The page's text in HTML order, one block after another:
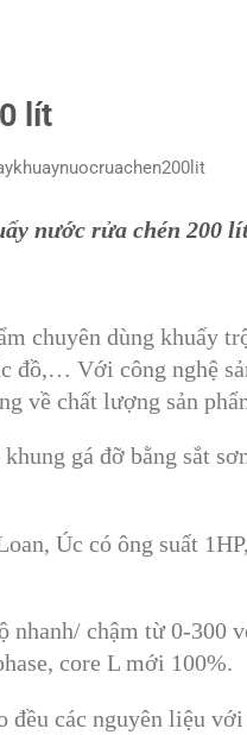
lít
nước rửa chén 200
chuyên dùng khuấy
đồ,… Với công nghệ
về chất lượng sản
gá đỡ bằng sắt
Úc có ông suất
chậm từ 0-300
core L mới 100%.
các nguyên liệu